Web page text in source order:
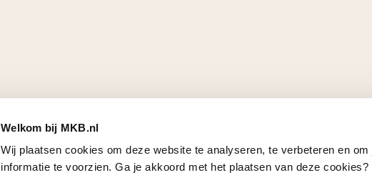
Welkom bij MKB.nl
Wij plaatsen cookies om deze website te analyseren, te verbeteren en
informatie te voorzien. Ga je akkoord met het plaatsen van deze cookies?